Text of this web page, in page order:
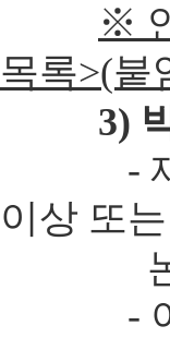
※
목록>(붙
3) 박
- 재학
이상 또
논문을
- 이화